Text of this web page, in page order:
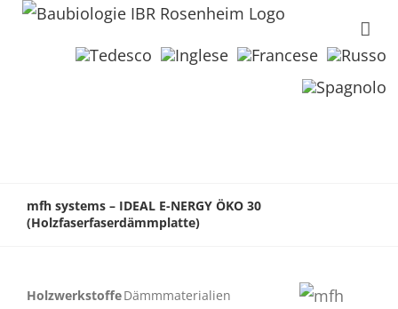
mfh systems – IDEAL E-NERGY ÖKO 30
(Holzfaserfaserdämmplatte)
HolzwerkstoffeDämmmaterialien